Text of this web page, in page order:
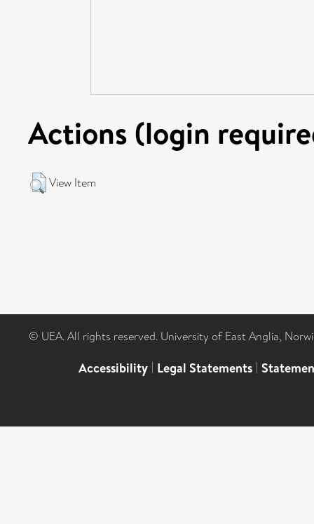
Actions (login
View Item
© UEA. All rights reserved. University of East Anglia,
Accessibility | Legal Statements |